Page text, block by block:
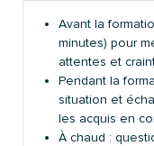
Avant la
minutes) pour
attentes et
Pendant la
situation et
les acquis en
À chaud :